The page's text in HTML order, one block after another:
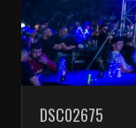
DSC02675